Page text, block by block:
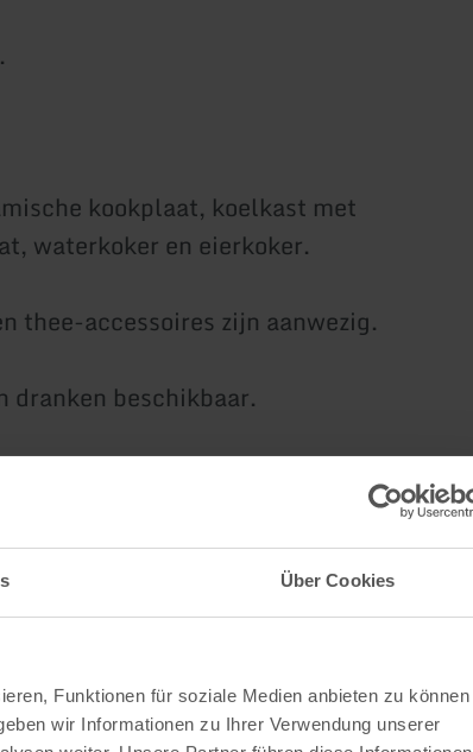
Über Cookies
Funktionen für soziale Medien anbieten zu können
wir Informationen zu Ihrer Verwendung unserer
kookplaat, koelkast met
waterkoker en eierkoker.
thee-accessoires zijn aanwezig.
dranken beschikbaar.
verstrekt.
verwarming, evenals